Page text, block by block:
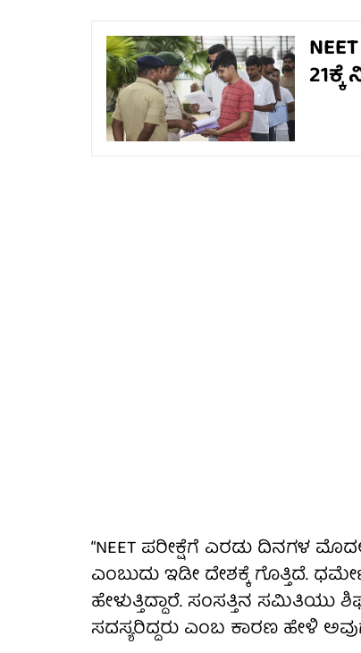
“NEET ಪರೀಕ್ಷೆಗೆ ಎರಡು ದಿನಗಳ
ಎಂಬುದು ಇಡೀ ದೇಶಕ್ಕೆ ಗೊತ್ತಿದೆ.
ಹೇಳುತ್ತಿದ್ದಾರೆ. ಸಂಸತ್ತಿನ ಸಮಿತಿಯು
ಸದಸ್ಯರಿದ್ದರು ಎಂಬ ಕಾರಣ ಹೇಳಿ